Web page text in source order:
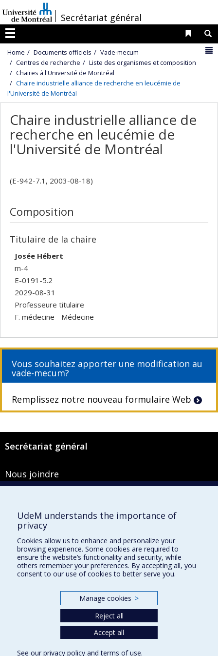
au
contenu
/
Secrétariat général
Menu
Liens
Home Documents officiels
Vade-mecum
Centres de recherche
Liste des organismes et composition
Chaires à l'Université de Montréal
Chaire industrielle alliance de recherche en leucémie de
l'Université de Montréal
Chaire industrielle alliance de
recherche en leucémie de
l'Université de Montréal
(E-942-7.1, 2003-08-18)
Composition
Titulaire de la chaire
Josée Hébert
m-4
E-0191-5.2
2029-08-31
Professeure titulaire
F. médecine - Médecine
Vous souhaitez apporter une modification au
vade-mecum?
Remplissez notre nouveau formulaire Web
Secrétariat général
Nous joindre
Montréal (Québec) H3T 1J4
Courriel :secretariat-general@umontreal.ca
Admission
Plan du site
Accès au portail sécurisé du Secrétariat général
UdeM understands the importance of
privacy
Cookies allow us to enhance and personalize your
browsing experience. Some cookies are required to
ensure the website’s functionality and security, while
others remember your preferences. By accepting all, you
consent to our use of cookies to better serve you.
Manage cookies >
Reject all
Accept all
See our privacy policy andterms of use.